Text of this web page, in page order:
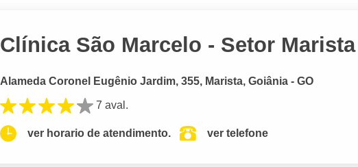
Clínica São Marcelo - Setor Marista
Alameda Coronel Eugênio Jardim, 355, Marista, Goiânia - GO
7 aval.
ver horario de atendimento. ver telefone